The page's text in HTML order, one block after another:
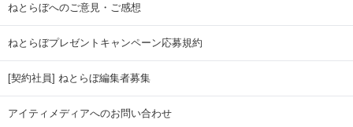
ねとらぼへのご意見・ご感想
ねとらぼプレゼントキャンペーン応募規約
[契約社員] ねとらぼ編集者募集
アイティメディアへのお問い合わせ